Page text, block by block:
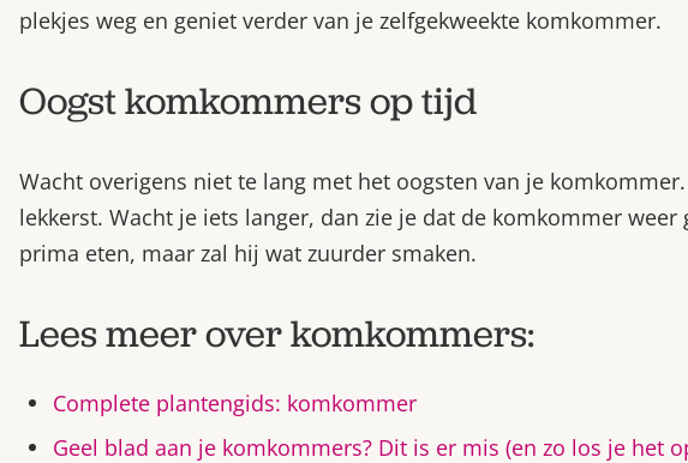
plekjes weg en geniet verder van je zelfgekweekte komkommer.
Oogst komkommers op tijd
Wacht overigens niet te lang met het oogsten van je
lekkerst. Wacht je iets langer, dan zie je dat de komkommer
prima eten, maar zal hij wat zuurder smaken.
Lees meer over komkommers:
Complete plantengids: komkommer
Geel blad aan je komkommers? Dit is er mis (en zo los je het